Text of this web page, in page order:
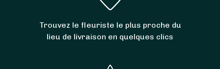
Trouvez le fleuriste le plus proche du
lieu de livraison en quelques clics